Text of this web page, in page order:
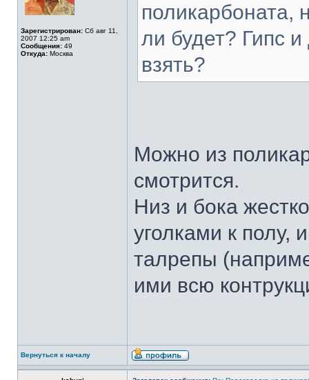
Зарегистрирован: Сб авг 11,
2007 12:25 am
Сообщения: 49
Откуда: Москва
поликарбоната,
ли будет? Гипс
взять?
Можно из
смотрится.
Низ и бока
уголками к полу,
талрепы
ими всю
Вернуться к началу